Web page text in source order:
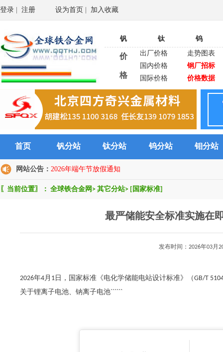
登录 注册 设为首页 加入收藏
钒 钛 钨
价
格
出厂价格
走势图表
国内价格
钢厂招标
国际价格
价格数据
首页 钒分站 钛分站 钨分站 钼分站
网站公告： 2026年端午节放假通知
〖当前位置〗： 全球铁合金网 > 其它分站> [国家标准]
最严储能安全标准实施在
发布时间：2026年03
2026年4月1日，国家标准《电化学储能电站设计标准》（GB/T
关于锂离子电池、钠离子电池``````